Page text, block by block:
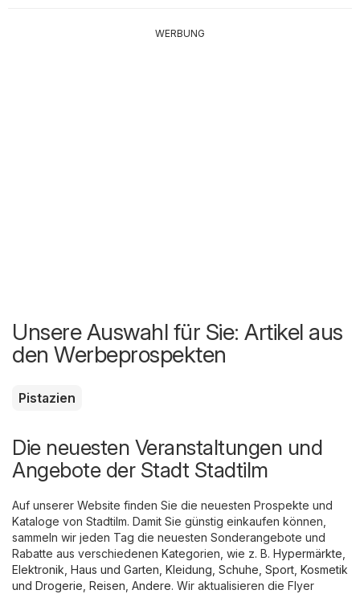
WERBUNG
Unsere Auswahl für Sie: Artikel aus
den Werbeprospekten
Pistazien
Die neuesten Veranstaltungen und
Angebote der Stadt Stadtilm
Auf unserer Website finden Sie die neuesten Prospekte und
Kataloge von Stadtilm. Damit Sie günstig einkaufen können,
sammeln wir jeden Tag die neuesten Sonderangebote und
Rabatte aus verschiedenen Kategorien, wie z. B. Hypermärkte
Elektronik Haus und Garten Kleidung, Schuhe, Sport Kosmetik
und Drogerie Reisen Andere. Wir aktualisieren die Flyer